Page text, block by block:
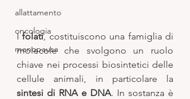
allattamento
oncologia
menopausa
I folati, costituiscono una famiglia di
molecole che svolgono un ruolo
chiave nei processi biosintetici delle
cellule animali, in particolare la
sintesi di RNA e DNA. In sostanza è